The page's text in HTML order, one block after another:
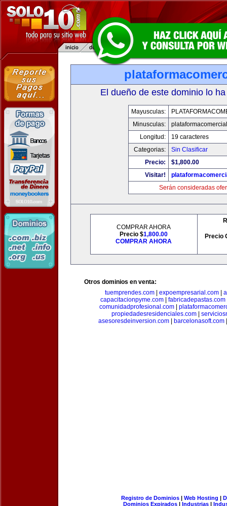
El dueño de este dominio lo
Mayusculas:
Minusculas:
Longitud:
19 caracteres
Categorias:
Sin Clasificar
Precio:
$1,800.00
Visitar!
Serán consideradas
COMPRAR AHORA
Precio $1,800.00
COMPRAR AHORA
Precio
Otros dominios en venta:
tuemprendes.com
expoempresarial.com
capacitacionpyme.com
fabricadepastas.com
comunidadprofesional.com|
propiedadesresidenciales.com
asesoresdeinversion.com
barcelonasoft.com
Registro de Dominios| Web Hosting |
Dominios Expirados | Industrias |